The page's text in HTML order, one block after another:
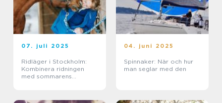
07. juli 2025
Ridläger i Stockholm:
Kombinera ridningen
med sommarens
04. juni 2025
Spinnaker: När och hur
man seglar med den